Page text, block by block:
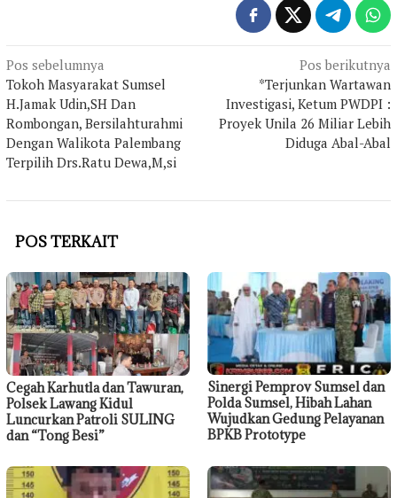
Navigasi
pos
Pos sebelumnya
Tokoh Masyarakat Sumsel
H.Jamak Udin,SH Dan
Rombongan, Bersilahturahmi
Dengan Walikota Palembang
Terpilih Drs.Ratu Dewa,M,si
Pos berikutnya
*Terjunkan Wartawan
Investigasi, Ketum PWDPI :
Proyek Unila 26 Miliar Lebih
Diduga Abal-Abal
POS TERKAIT
Cegah Karhutla dan Tawuran,
Polsek Lawang Kidul
Luncurkan Patroli SULING
dan “Tong Besi”
Sinergi Pemprov Sumsel dan
Polda Sumsel, Hibah Lahan
Wujudkan Gedung Pelayanan
BPKB Prototype